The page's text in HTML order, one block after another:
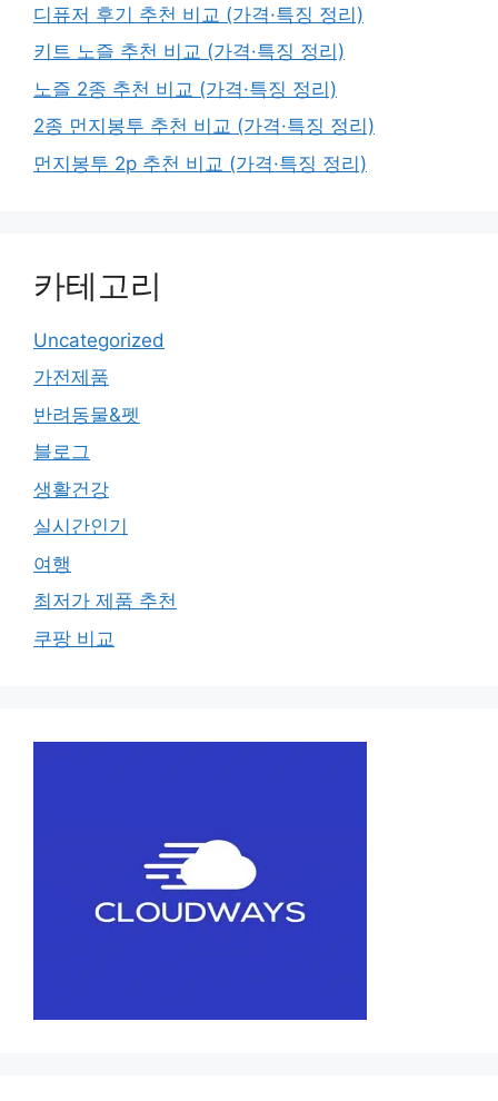
디퓨저 후기 추천 비교 (가격·특징 정리)
키트 노즐 추천 비교 (가격·특징 정리)
노즐 2종 추천 비교 (가격·특징 정리)
2종 먼지봉투 추천 비교 (가격·특징 정리)
먼지봉투 2p 추천 비교 (가격·특징 정리)
카테고리
Uncategorized
가전제품
반려동물&펫
블로그
생활건강
실시간인기
여행
최저가 제품 추천
쿠팡 비교